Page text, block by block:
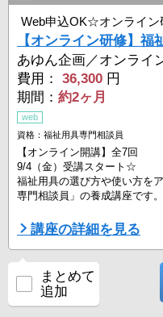
Web申込OK☆オンライ
【オンライン研修】
あゆん企画／オンライ
費用：
36,300 円
期間： 約2ヶ月
web
資格：福祉用具専門相談員
【オンライン開講】全7回
9/4（金）受講スタート☆
福祉用具の選び方や使い方を
専門相談員」の養成講座です。
【受講日時】
■9月クラス
9/4（金）、9/7（月）、9/11
（金）、9/28（月）
9:00～18:00
講座の詳細を見る
まとめて
追加